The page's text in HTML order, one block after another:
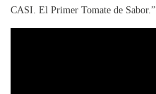
CASI. El Primer Tomate de Sabor.”